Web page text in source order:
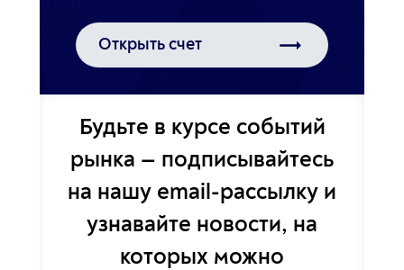
Открыть счет
Будьте в курсе событий
рынка — подписывайтесь
на нашу email-рассылку и
узнавайте новости, на
которых можно